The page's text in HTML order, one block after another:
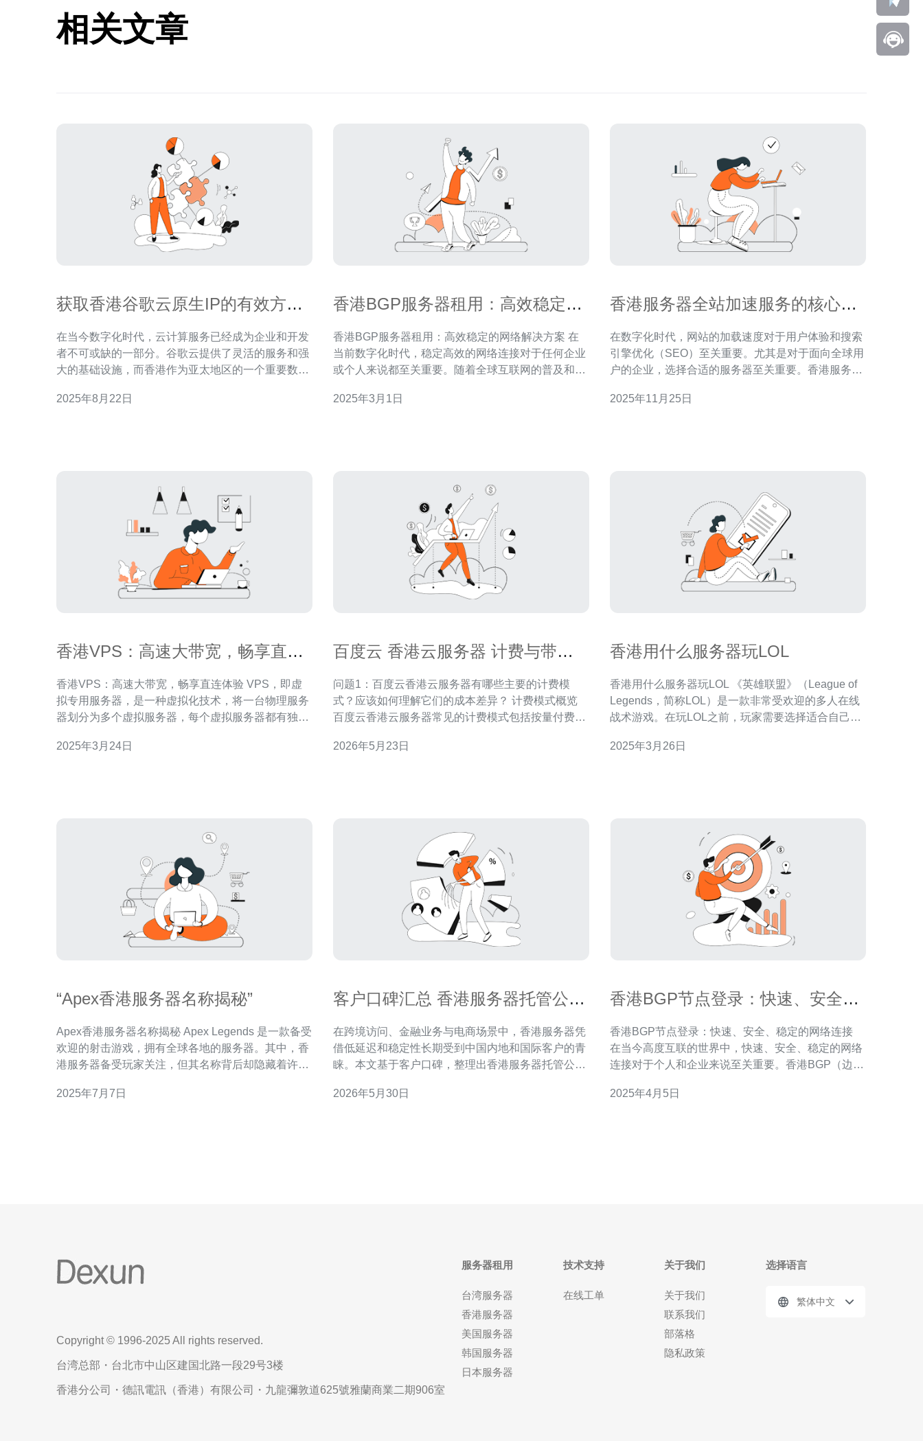
相关文章
获取香港谷歌云原生IP的有效方法
在当今数字化时代，云计算服务已经成为企业和开发
者不可或缺的一部分。谷歌云提供了灵活的服务和强
大的基础设施，而香港作为亚太地区的一个重要数据
的原生IP呢？本文将为您提供详细的操作指南。 1. 创
2025年8月22日
香港BGP服务器租用：高效稳定的
香港BGP服务器租用：高效稳定的网络解决方案 在
当前数字化时代，稳定高效的网络连接对于任何企业
或个人来说都至关重要。随着全球互联网的普及和云
进行业务运营、数据传输和信息交流。而香港BGP服
2025年3月1日
香港服务器全站加速服务的核心优
在数字化时代，网站的加载速度对于用户体验和搜索
引擎优化（SEO）至关重要。尤其是对于面向全球用
户的企业，选择合适的服务器至关重要。香港服务器
础设施而备受青睐。本文将探讨香港服务器全站加速
2025年11月25日
香港VPS：高速大带宽，畅享直连
香港VPS：高速大带宽，畅享直连体验 VPS，即虚
拟专用服务器，是一种虚拟化技术，将一台物理服务
器划分为多个虚拟服务器，每个虚拟服务器都有独立
制性，适用于个人用户和企业用户。 香港作为一个国
2025年3月24日
百度云 香港云服务器 计费与带宽
问题1：百度云香港云服务器有哪些主要的计费模
式？应该如何理解它们的成本差异？ 计费模式概览
百度云香港云服务器常见的计费模式包括按量付费
适合短期或波动性高的业务，包年包月适合长期稳定
2026年5月23日
香港用什么服务器玩LOL
香港用什么服务器玩LOL 《英雄联盟》（League of
Legends，简称LOL）是一款非常受欢迎的多人在线
战术游戏。在玩LOL之前，玩家需要选择适合自己地
于香港的玩家来说，他们可以选择以下几种服务器：
2025年3月26日
“Apex香港服务器名称揭秘”
Apex香港服务器名称揭秘 Apex Legends 是一款备受
欢迎的射击游戏，拥有全球各地的服务器。其中，香
港服务器备受玩家关注，但其名称背后却隐藏着许多
Apex Legends的服务器名称通常与地理位置或特定
2025年7月7日
客户口碑汇总 香港服务器托管公司
在跨境访问、金融业务与电商场景中，香港服务器凭
借低延迟和稳定性长期受到中国内地和国际客户的青
睐。本文基于客户口碑，整理出香港服务器托管公司
适的VPS、独立服务器、域名与高防解决方案。 选择
2026年5月30日
香港BGP节点登录：快速、安全、
香港BGP节点登录：快速、安全、稳定的网络连接
在当今高度互联的世界中，快速、安全、稳定的网络
连接对于个人和企业来说至关重要。香港BGP（边界
优质的网络连接服务。本文将介绍香港BGP节点登录
2025年4月5日
Copyright © 1996-2025 All rights reserved.
台湾总部・台北市中山区建国北路一段29号3楼
香港分公司・德訊電訊（香港）有限公司・九龍彌敦道625號雅蘭商業二期906室
服务器租用
台湾服务器
香港服务器
美国服务器
韩国服务器
日本服务器
技术支持
在线工单
关于我们
关于我们
联系我们
部落格
隐私政策
选择语言
繁体中文